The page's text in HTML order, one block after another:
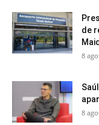
de
8
8